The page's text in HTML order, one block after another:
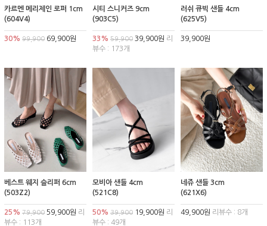
카르멘 메리제인 로퍼 1cm
(604V4)
30% 99,900 69,900원
시티 스니커즈 9cm
(903C5)
33% 59,90039,900원 리
뷰수 : 173개
러쉬 큐빅 샌들 4cm
(625V5)
39,900원
베스트 웨지 슬리퍼 6cm
(503Z2)
25% 79,900 59,900원 리
뷰수 : 113개
모비아 샌들 4cm
(521C8)
50% 39,90019,900원 리
뷰수 : 49개
네쥬 샌들 3cm
(621X6)
49,900원 리뷰수 : 8개